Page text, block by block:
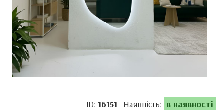
ID: 16151 Наявність: в наявності